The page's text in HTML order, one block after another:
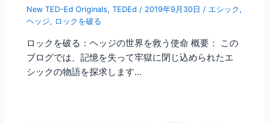
New TED-Ed Originals,TEDEd / 2019年9月30日 / エシック ,
ヘッジ, ロックを破る
ロックを破る：ヘッジの世界を救う使命 概要： この
ブログでは、記憶を失って牢獄に閉じ込められたエ
シックの物語を探求します…